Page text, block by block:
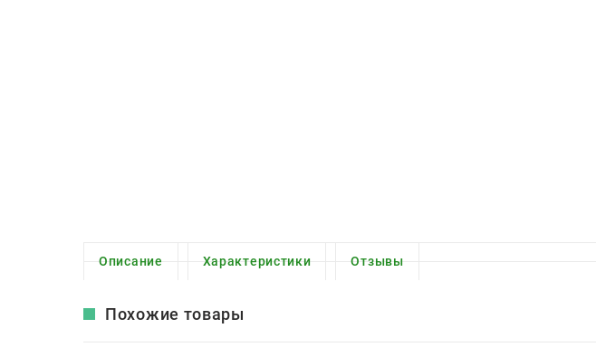
Описание Характеристики Отзывы
Похожие товары